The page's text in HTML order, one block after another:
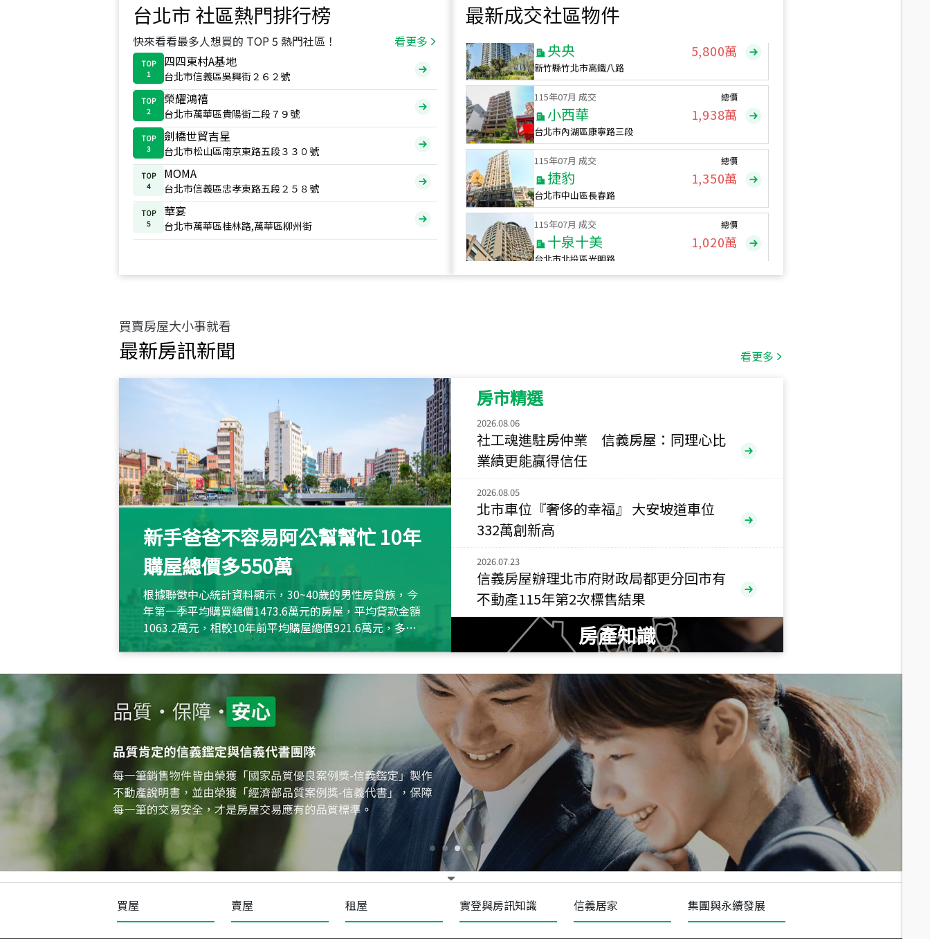
台北市 社區熱門排行榜
快來看看最多人想買的 TOP 5 熱門社區！ 看更多
TOP
1
四四東村A基地
台北市信義區吳興街２６２號
TOP
2
榮耀鴻禧
台北市萬華區貴陽街二段７９號
TOP
3
劍橋世貿吉星
台北市松山區南京東路五段３３０號
TOP
4
MOMA
台北市信義區忠孝東路五段２５８號
TOP
5
華宴
台北市萬華區桂林路,萬華區柳州街
最新成交社區物件
115年07月 成交
新竹縣竹北市高鐵八路
115年07月 成交
小西華
台北市內湖區康寧路三段
總價
1,938萬
115年07月 成交
捷豹
台北市中山區長春路
總價
1,350萬
115年07月 成交
十泉十美
台北市北投區光明路
總價
1,020萬
115年07月 成交
115
新北市永和區環河西路二段
115年07月 成交
央央 5,800萬
115年
小西華 1,938萬
115 年07月 成交
捷豹
台北市中山區長春路
115年07月 成交
十泉十美
台北市北投區光明路
總價
1,020萬
年 07月 成交
四維天廈
新竹市新竹市四維路
總價
490萬
115 月 成交
菁英典藏
新竹市新竹市慈祥路
1,808
買賣房屋大小事就看
最新房訊新聞 看更多
新手爸爸不容易阿公幫幫忙 10年
購屋總價多550萬
根據聯徵中心統計資料顯示，30~40歲的男性房貸族，今
年第一季平均購買總價1473.6萬元的房屋，平均貸款金額
1063.2萬元，相較10年前平均購屋總價921.6萬元，多出
約550萬元，且貸款金額也多
房市精選
2026.08.06
社工魂進駐房仲業 信義房屋：同理心比
業績更能贏得信任
2026.08.05
北市車位『奢侈的幸福』 大安坡道車位
332萬創新高
2026.07.23
信義房屋辦理北市府財政局都更分回市有
不動產115年第2次標售結果
房產知識
買屋 賣屋 租屋 實登與房訊知識 信義居家 集團與永續發展